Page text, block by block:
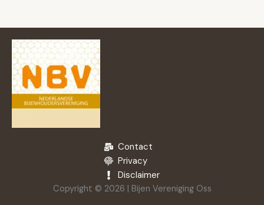
Contact
Privacy
Disclaimer
Copyright © 2026 | Bijen Vereniging Oss